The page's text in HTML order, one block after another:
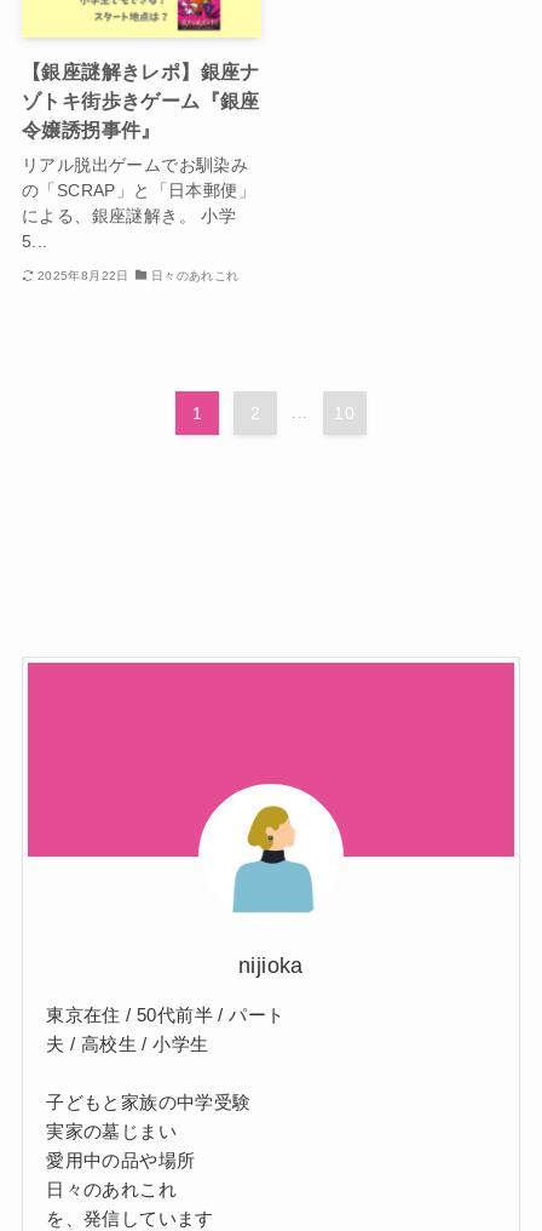
【銀座謎解きレポ】銀座ナ
ゾトキ街歩きゲーム『銀座
令嬢誘拐事件』
リアル脱出ゲームでお馴染み
の「SCRAP」と「日本郵便」
による、銀座謎解き。 小学
5...
2025年8月22日 日々のあれこれ
1 2 10
nijioka
東京在住 / 50代前半 / パート
夫 / 高校生 / 小学生
子どもと家族の中学受験
実家の墓じまい
愛用中の品や場所
日々のあれこれ
を、発信しています